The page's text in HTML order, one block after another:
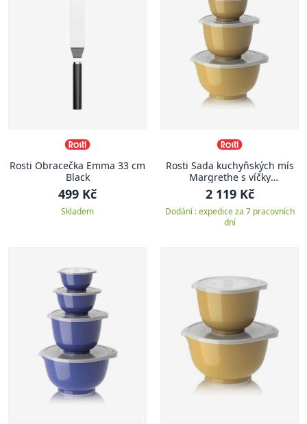
Rosti Obracečka Emma 33 cm
Black
499 Kč
Skladem
Rosti Sada kuchyňských mís
Margrethe s víčky
0,25+0,5+1,5+3L Curry
2 119 Kč
Dodání : expedice za 7 pracovních
dní